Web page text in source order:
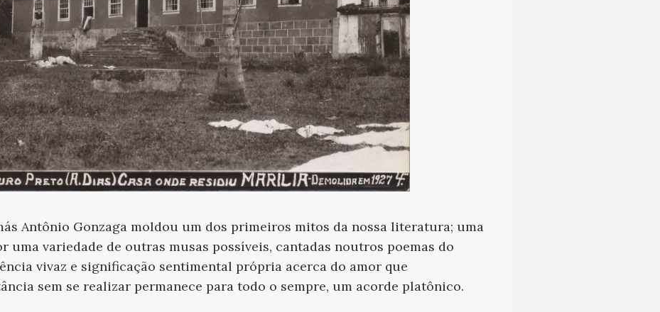
Antônio Gonzaga moldou um dos primeiros mitos da nossa literatura; uma
uma variedade de outras musas possíveis, cantadas noutros poemas do
vivaz e significação sentimental própria acerca do amor que
sem se realizar permanece para todo o sempre, um acorde platônico.